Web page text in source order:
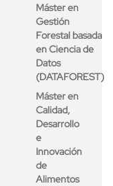
Máster en
Gestión
Forestal basada
en Ciencia de
Datos
(DATAFOREST)
Máster en
Calidad,
Desarrollo
e
Innovación
de
Alimentos